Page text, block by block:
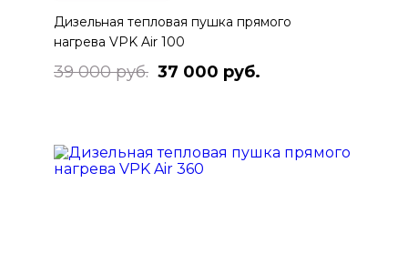
Дизельная тепловая пушка прямого
нагрева VPK Air 100
39 000 руб. 37 000 руб.